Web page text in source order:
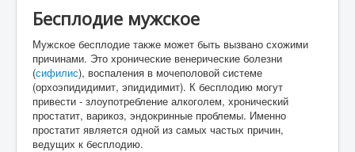
Бесплодие мужское
Мужское бесплодие также может быть вызвано схожими
причинами. Это хронические венерические болезни
(сифилис), воспаления в мочеполовой системе
(орхоэпидидимит, эпидидимит). К бесплодию могут
привести - злоупотребление алкоголем, хронический
простатит, варикоз, эндокринные проблемы. Именно
простатит является одной из самых частых причин,
ведущих к бесплодию.